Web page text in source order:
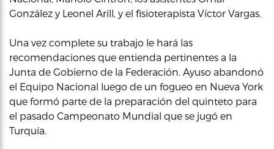
González y Leonel Arill, y el fisioterapista Víctor Vargas.
Una vez complete su trabajo le hará las
recomendaciones que entienda pertinentes a la
Junta de Gobierno de la Federación. Ayuso abandonó
el Equipo Nacional luego de un fogueo en Nueva York
que formó parte de la preparación del quinteto para
el pasado Campeonato Mundial que se jugó en
Turquía.